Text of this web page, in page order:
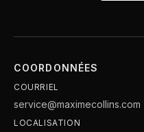
COORDONNÉES
COURRIEL
service@maximecollins.com
LOCALISATION